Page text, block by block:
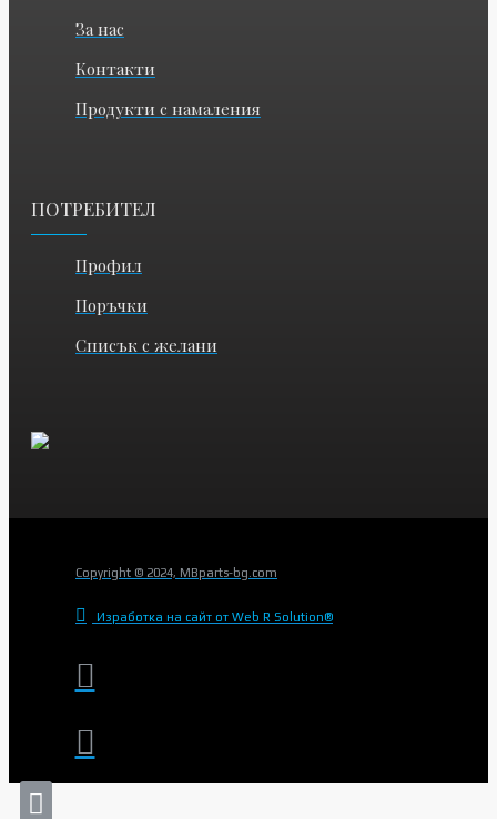
За нас
Контакти
Продукти с намаления
ПОТРЕБИТЕЛ
Профил
Поръчки
Списък с желани
Copyright © 2024, MBparts-bg.com
Изработка на сайт от Web R Solution®